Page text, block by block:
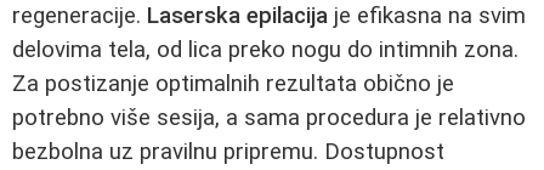
regeneracije. Laserska epilacija je efikasna na svim
delovima tela, od lica preko nogu do intimnih zona.
Za postizanje optimalnih rezultata obično je
potrebno više sesija, a sama procedura je relativno
bezbolna uz pravilnu pripremu. Dostupnost